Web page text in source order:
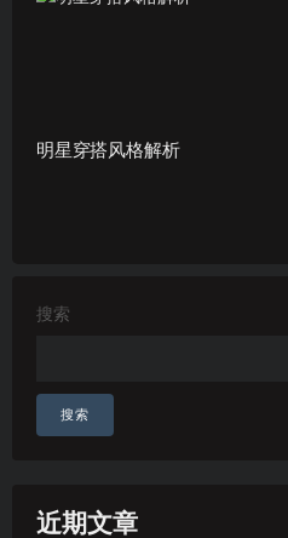
明星穿搭风格解析
搜索
搜索
近期文章